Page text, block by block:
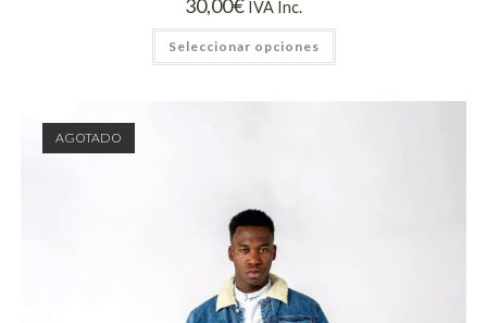
30,00€ IVA Inc.
Seleccionar opciones
AGOTADO